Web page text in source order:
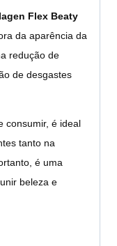
Flex Beaty
da aparência da
redução de
de desgastes
consumir, é ideal
tanto na
é uma
beleza e